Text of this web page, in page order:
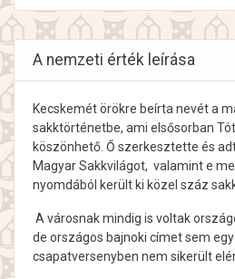
A nemzeti érték leírása
Kecskemét örökre beírta nevét a
sakktörténetbe, ami elsősorban
köszönhető. Ő szerkesztette és
Magyar Sakkvilágot, valamint e
nyomdából került ki közel száz
A városnak mindig is voltak
de országos bajnoki címet sem
csapatversenyben nem sikerült